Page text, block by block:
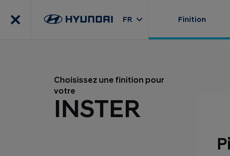
FR Finition
Choisissez une finition pour
votre
INSTER